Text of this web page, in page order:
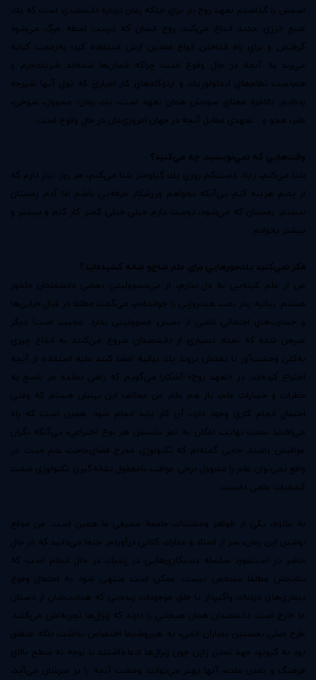
اسمش را گذاشتم تعهد روح باز براي اينكه رمان درباره دانشمندي است كه يك
منبع انرژي جديد ابداع مي‌كند: روح انسان كه درست لحظه مرگ مي‌شود
گرفتش و براي راه انداختن انواع ماشين ازش استفاده كرد؛ به‌زحمت كنايه‌
مي‌زند به آنچه در حال وقوع است چراكه انسان‌ها شده‌اند شريك‌جرم و
هم‌دست نظام‌هاي ايدئولوژيك و اردوگاه‌هاي كار اجباري كه توي آنها شيرجه
زده‌ايم. بالاخره معناي سومش همان تعهد است، يك رمان- مسوول، شوخي،
طنز، هجو و... تعهدي مقابل آنچه در جهان امروزي‌مان در حال وقوع است.
وقت‌هايي كه نمي‌نويسيد، چه مي‌كنيد؟
شنا مي‌كنم، زياد. دست‌كم روزي يك كيلومتر شنا مي‌كنم، هر روز. نياز دارم كه
از بدنم هزينه كنم بي‌آنكه بخواهم ورزشكار حرفه‌يي باشم اما آدم زمستان
نيستم. زمستان كه مي‌شود، دوست دارم خيلي خيلي كمتر كار كنم و بيشتر و
بيشتر بخوابم.
فكر نمي‌كنيد يك‌جورهايي براي علم شاخ‌و شانه كشيده‌ايد؟
من از علم كينه‌يي به دل ندارم، از بي‌مسووليتي بعضي دانشمندان دلخور
هستم. بيانيه پدر بمب هيدروژني را خوانده‌ام، مي‌گفت مطلقا در قبال خرابي‌ها
و خسارت‌هاي احتمالي ناشي از بمبش مسووليتي ندارد. عجيب است! ديگر
مبرهن شده كه تعداد بسياري از دانشمندان شروع مي‌كنند به ابداع چيزي
به‌كلي وحشت‌آور تا بعدش بروند يك بيانيه امضا كنند عليه استفاده از آنچه
اختراع كرده‌اند. در «تعهد روح» آشكارا مي‌گويم كه راهي نمانده جز پاسخ به
خطرات و خسارات علم، باز هم علم. من مخالف اين بينش هستم كه وقتي
احتمال انجام كاري وجود دارد، آن كار بايد انجام شود. همين است كه راه
مي‌افتند سمت نهايت امكان به ثمر نشستن هر نوع اختراعي، بي‌آنكه نگران
عواقبش باشند. جايي گفته‌ام كه تكنولوژي مخرج قضاي‌حاجت علم است. در
واقع نمي‌توان علم را مسوول برخي عواقب نامعقول نشانه‌گيري تكنولوژي سمت
كشفيات علمي دانست.
به علاوه، يكي از ظواهر وحشتناك جامعه مصرفي ما همين است. من موقع
نوشتن اين رمان، سر از اسناد و مدارك كلاني درآوردم. حتما مي‌دانيد كه در حال
حاضر در استنفورد سلسله دستكاري‌هايي در ژنتيك در حال انجام است كه
نتايجش مطلقا مشخص نيست. ممكن است منتهي شود به احتمال وقوع
بيماري‌هاي دردناك واگيردار يا خلق موجودات زنده‌يي كه هدايت‌شان از دستان
‌ما خارج است. دانشمندان همان هيجاني را دارند كه ژنرال‌ها تجربه‌اش مي‌كنند.
طرح اصلي نخستين بمباران اتمي، به هيروشيما اختصاص نداشت بلكه متعلق
بود به كيوتو، مهد تمدن ژاپن. چون ژنرال‌ها ادعا داشتند با توجه به سطح بالاي
فرهنگ و تمدن ملت، آنها بهتر مي‌توانند وحشت آنچه را بر سرشان مي‌آيد،